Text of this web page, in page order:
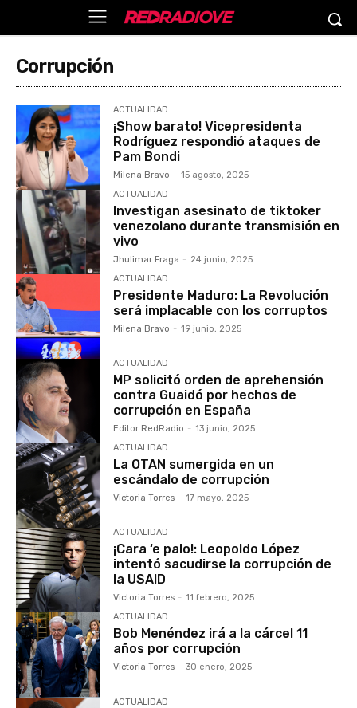
Corrupción
ACTUALIDAD
¡Show barato! Vicepresidenta
Rodríguez respondió ataques de
Pam Bondi
Milena Bravo - 15 agosto, 2025
ACTUALIDAD
Investigan asesinato de tiktoker
venezolano durante transmisión en
vivo
Jhulimar Fraga - 24 junio, 2025
ACTUALIDAD
Presidente Maduro: La Revolución
será implacable con los corruptos
Milena Bravo - 19 junio, 2025
ACTUALIDAD
MP solicitó orden de aprehensión
contra Guaidó por hechos de
corrupción en España
Editor RedRadio - 13 junio, 2025
ACTUALIDAD
La OTAN sumergida en un
escándalo de corrupción
Victoria Torres - 17 mayo, 2025
ACTUALIDAD
¡Cara ‘e palo!: Leopoldo López
intentó sacudirse la corrupción de
la USAID
Victoria Torres - 11 febrero, 2025
ACTUALIDAD
Bob Menéndez irá a la cárcel 11
años por corrupción
Victoria Torres - 30 enero, 2025
ACTUALIDAD